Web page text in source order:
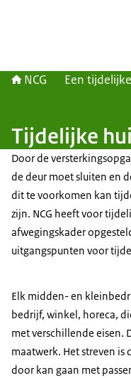
NCG Een
Tijdelijke
Door de
de deur moet sluiten en
dit te voorkomen kan
zijn. NCG heeft voor
afwegingskader
uitgangspunten voor
Elk midden- en
bedrijf, winkel, horeca,
met verschillende eisen.
maatwerk. Het streven
door kan gaan met